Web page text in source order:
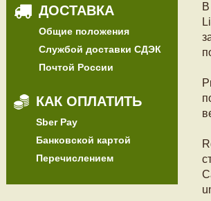
ДОСТАВКА
Общие положения
Службой доставки СДЭК
Почтой России
КАК ОПЛАТИТЬ
Sber Pay
Банковской картой
Перечислением